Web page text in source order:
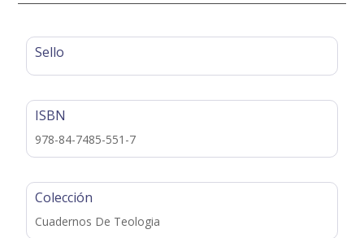
Sello
ISBN
978-84-7485-551-7
Colección
Cuadernos De Teologia